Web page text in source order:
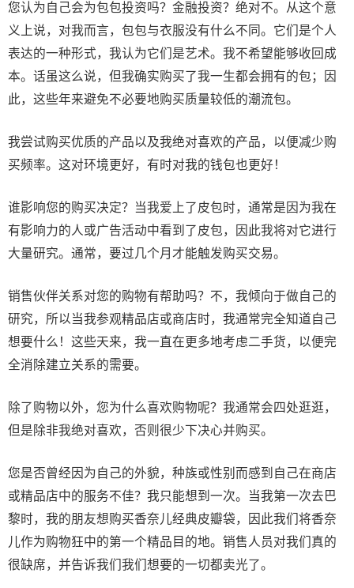
您认为自己会为包包投资吗？金融投资？绝对不。从这个意
义上说，对我而言，包包与衣服没有什么不同。它们是个人
表达的一种形式，我认为它们是艺术。我不希望能够收回成
本。话虽这么说，但我确实购买了我一生都会拥有的包；因
此，这些年来避免不必要地购买质量较低的潮流包。
我尝试购买优质的产品以及我绝对喜欢的产品，以便减少购
买频率。这对环境更好，有时对我的钱包也更好！
谁影响您的购买决定？当我爱上了皮包时，通常是因为我在
有影响力的人或广告活动中看到了皮包，因此我将对它进行
大量研究。通常，要过几个月才能触发购买交易。
销售伙伴关系对您的购物有帮助吗？不，我倾向于做自己的
研究，所以当我参观精品店或商店时，我通常完全知道自己
想要什么！这些天来，我一直在更多地考虑二手货，以便完
全消除建立关系的需要。
除了购物以外，您为什么喜欢购物呢？我通常会四处逛逛，
但是除非我绝对喜欢，否则很少下决心并购买。
您是否曾经因为自己的外貌，种族或性别而感到自己在商店
或精品店中的服务不佳？我只能想到一次。当我第一次去巴
黎时，我的朋友想购买香奈儿经典皮瓣袋，因此我们将香奈
儿作为购物狂中的第一个精品目的地。销售人员对我们真的
很缺席，并告诉我们我们想要的一切都卖光了。